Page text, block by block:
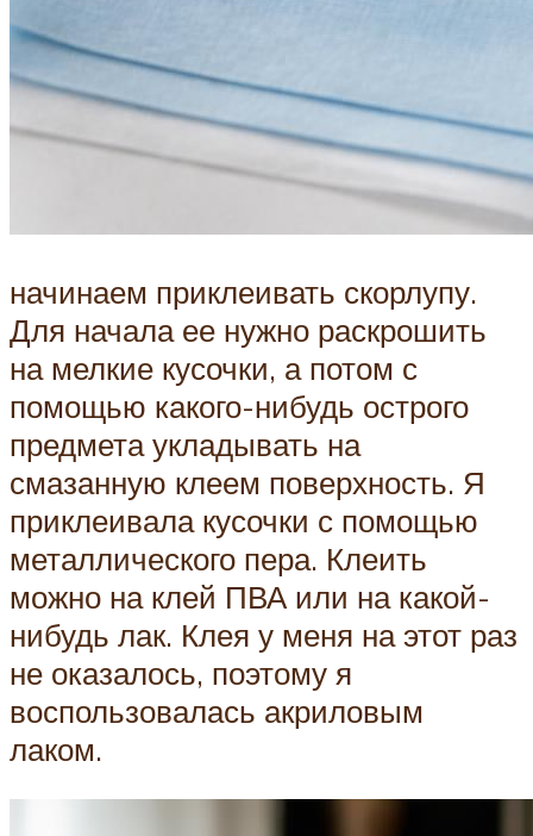
начинаем приклеивать скорлупу.
Для начала ее нужно раскрошить
на мелкие кусочки, а потом с
помощью какого-нибудь острого
предмета укладывать на
смазанную клеем поверхность. Я
приклеивала кусочки с помощью
металлического пера. Клеить
можно на клей ПВА или на какой-
нибудь лак. Клея у меня на этот раз
не оказалось, поэтому я
воспользовалась акриловым
лаком.